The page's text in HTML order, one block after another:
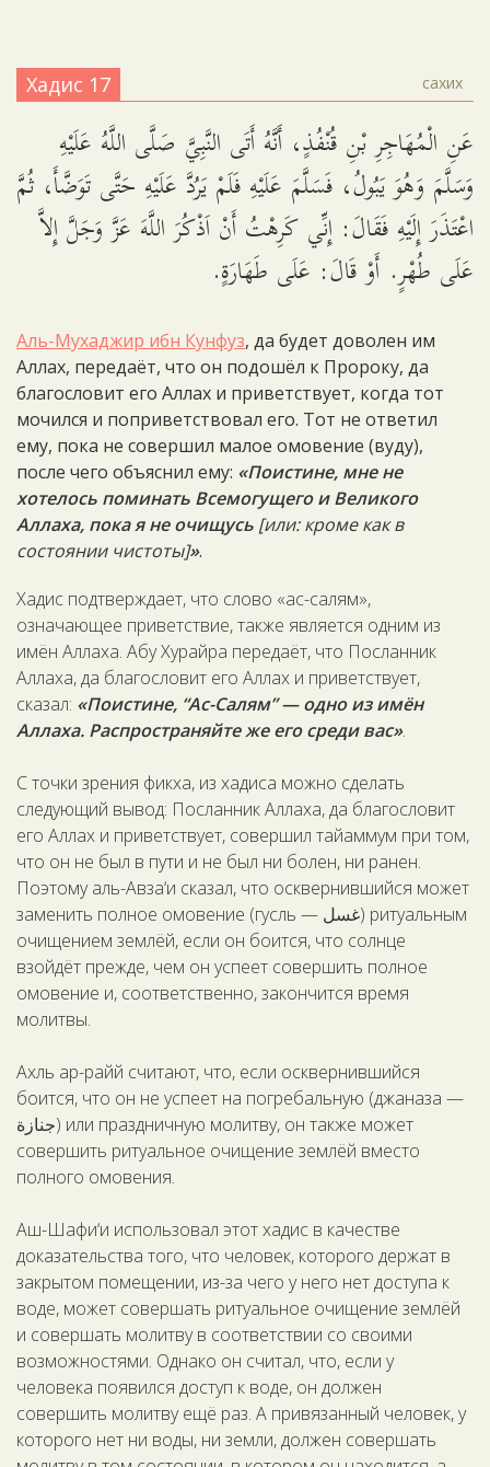
Хадис 17 сахих
عَنِ الْمُهَاجِرِ بْنِ قُنْفُذٍ، أَنَّهُ أَتَى النَّبِيَّ صَلَّى اللَّهُ عَلَيْهِ
وَسَلَّمَ وَهُوَ يَبُولُ، فَسَلَّمَ عَلَيْهِ فَلَمْ يَرُدَّ عَلَيْهِ حَتَّى تَوَضَّأَ، ثُمَّ
اعْتَذَرَ إِلَيْهِ فَقَالَ: إِنِّي كَرِهْتُ أَنْ اَذْكُرَ اللَّهَ عَزَّ وَجَلَّ إِلاَّ
عَلَى طُهْرٍ. أَوْ قَالَ: عَلَى طَهَارَةٍ.
Аль-Мухаджир ибн Кунфуз, да будет доволен им
Аллах, передаёт, что он подошёл к Пророку, да
благословит его Аллах и приветствует, когда тот
мочился и поприветствовал его. Тот не ответил
ему, пока не совершил малое омовение (вуду),
после чего объяснил ему: «Поистине, мне не
хотелось поминать Всемогущего и Великого
Аллаха, пока я не очищусь [или: кроме как в
состоянии чистоты]».
Хадис подтверждает, что слово «ас-салям»,
означающее приветствие, также является одним из
имён Аллаха. Абу Хурайра передаёт, что Посланник
Аллаха, да благословит его Аллах и приветствует,
сказал: «Поистине, “Ас-Салям” — одно из имён
Аллаха. Распространяйте же его среди вас».
С точки зрения фикха, из хадиса можно сделать
следующий вывод: Посланник Аллаха, да благословит
его Аллах и приветствует, совершил тайаммум при том,
что он не был в пути и не был ни болен, ни ранен.
Поэтому аль-Авза‘и сказал, что осквернившийся может
заменить полное омовение (гусль — غسل) ритуальным
очищением землёй, если он боится, что солнце
взойдёт прежде, чем он успеет совершить полное
омовение и, соответственно, закончится время
молитвы.
Ахль ар-райй считают, что, если осквернившийся
боится, что он не успеет на погребальную (джаназа —
جنازة) или праздничную молитву, он также может
совершить ритуальное очищение землёй вместо
полного омовения.
Аш-Шафи‘и использовал этот хадис в качестве
доказательства того, что человек, которого держат в
закрытом помещении, из-за чего у него нет доступа к
воде, может совершать ритуальное очищение землёй
и совершать молитву в соответствии со своими
возможностями. Однако он считал, что, если у
человека появился доступ к воде, он должен
совершить молитву ещё раз. А привязанный человек, у
которого нет ни воды, ни земли, должен совершать